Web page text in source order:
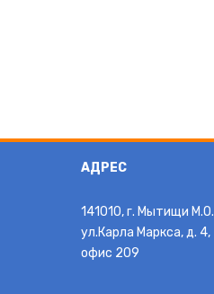
АДРЕС
141010, г. Мытищи М.О.
ул.Карла Маркса, д. 4,
офис 209